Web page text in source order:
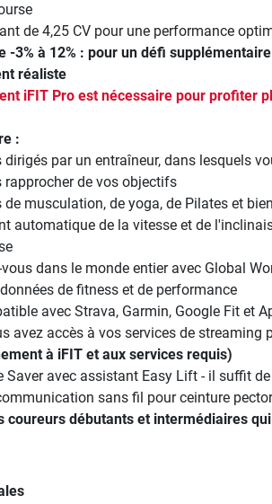
de 4,25 CV pour une performance
-3% à 12%: pour un défi
réaliste
iFIT Pro est nécessaire pour profiter
:
dirigés par un entraîneur, dans lesquels
rapprocher de vos objectifs
de musculation, de yoga, de Pilates et
automatique de la vitesse et de
dans le monde entier avec Global
de fitness et de performance
avec Strava, Garmin, Google Fit et
avez accès à vos services de streaming
à iFIT et aux services requis)
Saver avec assistant Easy Lift - il suffit
sans fil pour ceinture
coureurs débutants et intermédiaires